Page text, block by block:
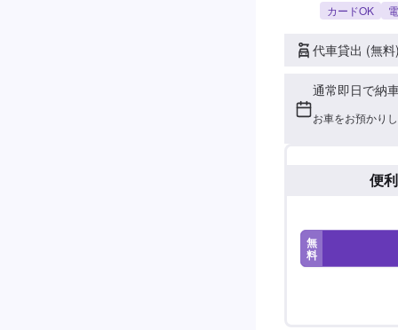
カードOK
代車貸出 (無
通常即日で納
お車をお預かり
便
無
料